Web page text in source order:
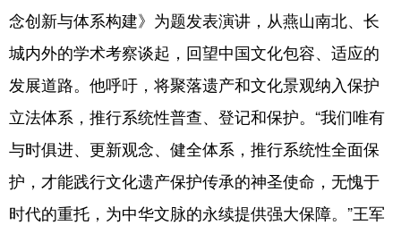
念创新与体系构建》为题发表演讲，从燕山南北、长
城内外的学术考察谈起，回望中国文化包容、适应的
发展道路。他呼吁，将聚落遗产和文化景观纳入保护
立法体系，推行系统性普查、登记和保护。“我们唯有
与时俱进、更新观念、健全体系，推行系统性全面保
护，才能践行文化遗产保护传承的神圣使命，无愧于
时代的重托，为中华文脉的永续提供强大保障。”王军